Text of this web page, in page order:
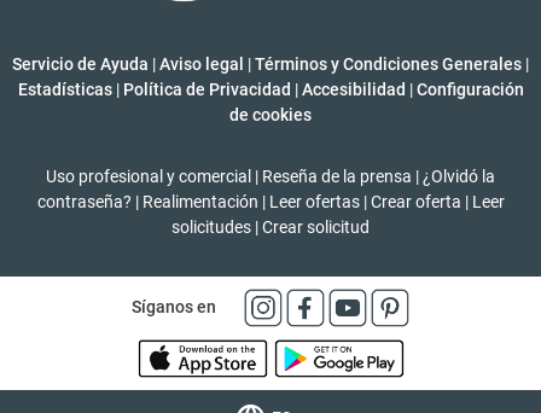
Servicio de Ayuda |Aviso legal |Términos y Condiciones Generales |
Estadísticas | Política de Privacidad | Accesibilidad | Configuración
de cookies
Uso profesional y comercial | Reseña de la prensa | ¿Olvidó la
contraseña? | Realimentación | Leer ofertas | Crear oferta | Leer
solicitudes |Crear solicitud
Síganos en